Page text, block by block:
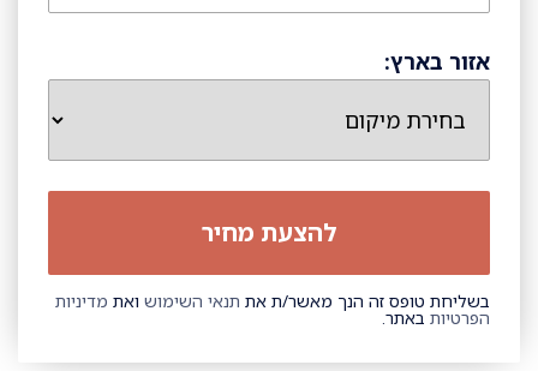
אזור בארץ:
בשליחת טופס זה הנך מאשר/ת את תנאי השימוש ואת מדיניות
הפרטיות באתר.